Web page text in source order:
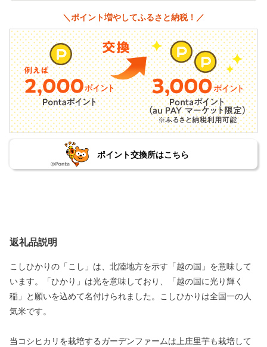
＼ポイント増やしてふるさと納税！／
ポイント交換所はこちら
返礼品説明
こしひかりの「こし」は、北陸地方を示す「越の国」を意味して
います。「ひかり」は光を意味しており、「越の国に光り輝く
稲」と願いを込めて名付けられました。こしひかりは全国一の人
気米です。
当コシヒカリを栽培するガーデンファームは上庄里芋も栽培して